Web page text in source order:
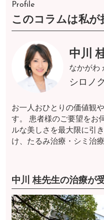
Profile
このコラムは私が
中川
なかがわ
シロノ
お一人おひとりの価値観
す。 患者様のご要望をお
ルな美しさを最大限に引
け、たるみ治療・シミ治
中川 桂先生の治療が